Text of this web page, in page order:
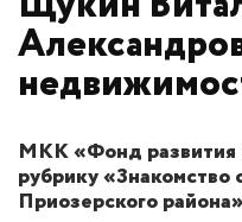
МКК «Фонд развития
рубрику
Приозерского